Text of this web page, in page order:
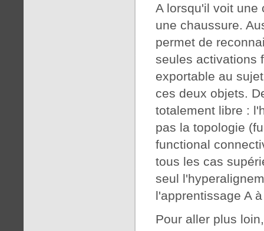
A lorsqu'il voit une
une chaussure.
permet de
seules activations
exportable au
ces deux objets.
totalement libre :
pas la topologie
functional
tous les cas
seul
l'apprentissage A
Pour aller plus